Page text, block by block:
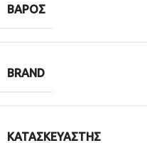
ΒΆΡΟΣ
BRAND
ΚΑΤΑΣΚΕΥΑΣΤΉΣ